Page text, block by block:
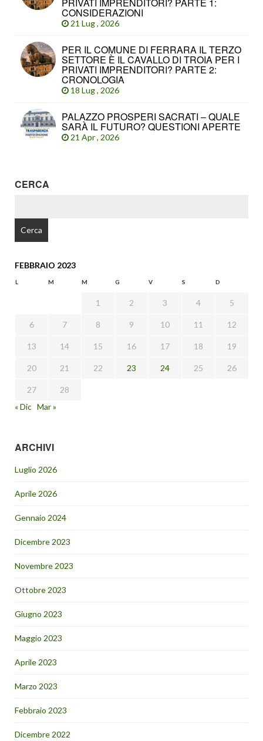
CONSIDERAZIONI
21 Lug , 2026
PER IL COMUNE DI FERRARA IL TERZO
SETTORE È IL CAVALLO DI TROIA PER I
PRIVATI IMPRENDITORI? PARTE 2:
CRONOLOGIA
18 Lug , 2026
PALAZZO PROSPERI SACRATI – QUALE
SARÀ IL FUTURO? QUESTIONI APERTE
21 Apr , 2026
CERCA
FEBBRAIO 2023
L M M G V S D
1 2 3 4 5
6 7 8 9 10 11 12
13 14 15 16 17 18 19
20 21 22 23 24 25 26
27
28
« Dic Mar »
ARCHIVI
Luglio 2026
Aprile 2026
Gennaio 2024
Dicembre 2023
Novembre 2023
Ottobre 2023
Giugno 2023
Maggio 2023
Aprile 2023
Marzo 2023
Febbraio 2023
Dicembre 2022